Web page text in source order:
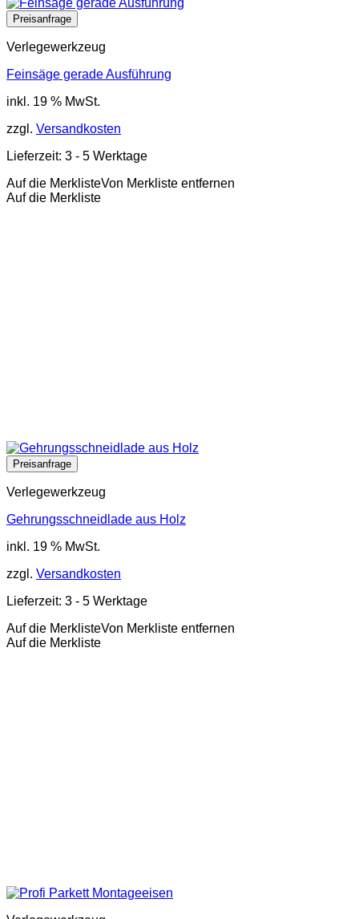
Verlegewerkzeug
Feinsäge gerade Ausführung
inkl. 19 % MwSt.
zzgl. Versandkosten
Lieferzeit: 3 - 5 Werktage
Auf die MerklisteVon Merkliste entfernen
Auf die Merkliste
Verlegewerkzeug
Gehrungsschneidlade aus Holz
inkl. 19 % MwSt.
zzgl. Versandkosten
Lieferzeit: 3 - 5 Werktage
Auf die MerklisteVon Merkliste entfernen
Auf die Merkliste